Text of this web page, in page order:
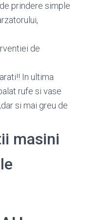
prindere simple
de
In ultima
rufe si vase
si mai greu de
masini